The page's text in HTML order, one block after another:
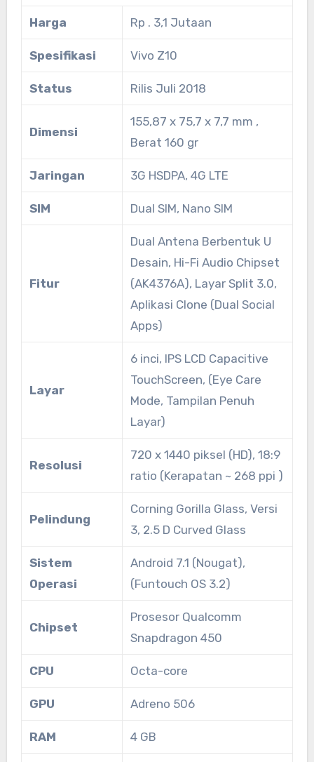
Harga Rp . 3,1 Jutaan
Spesifikasi Vivo Z10
Status Rilis Juli 2018
Dimensi
155,87 x 75,7 x 7,7 mm ,
Berat 160 gr
Jaringan 3G HSDPA, 4G LTE
SIM Dual SIM, Nano SIM
Fitur
Dual Antena Berbentuk U
Desain, Hi-Fi Audio Chipset
(AK4376A), Layar Split 3.0,
Aplikasi Clone (Dual Social
Apps)
Layar
6 inci, IPS LCD Capacitive
TouchScreen, (Eye Care
Mode, Tampilan Penuh
Layar)
Resolusi
720 x 1440 piksel (HD), 18:9
ratio (Kerapatan ~ 268 ppi )
Pelindung
Corning Gorilla Glass, Versi
3, 2.5 D Curved Glass
Sistem
Operasi
Android 7.1 (Nougat),
(Funtouch OS 3.2)
Chipset
Prosesor Qualcomm
Snapdragon 450
CPU Octa-core
GPU Adreno 506
RAM 4 GB